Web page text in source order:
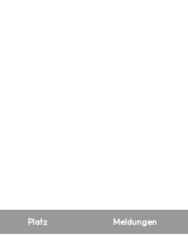
Platz Meldungen